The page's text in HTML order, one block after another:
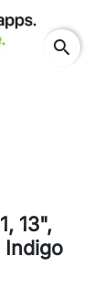
search
13",
Indigo